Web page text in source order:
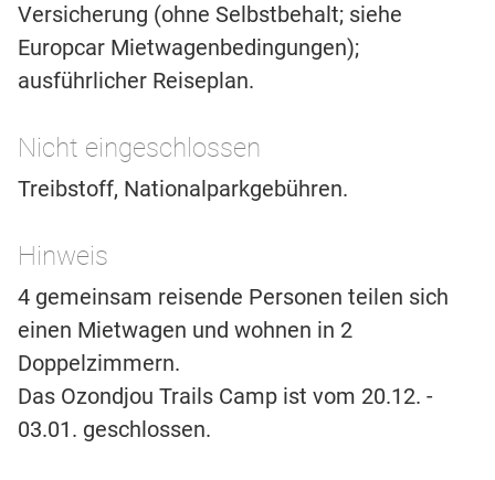
Versicherung (ohne Selbstbehalt; siehe
Europcar Mietwagenbedingungen);
ausführlicher Reiseplan.
Nicht eingeschlossen
Treibstoff, Nationalparkgebühren.
Hinweis
4 gemeinsam reisende Personen teilen sich
einen Mietwagen und wohnen in 2
Doppelzimmern.
Das Ozondjou Trails Camp ist vom 20.12. -
03.01. geschlossen.